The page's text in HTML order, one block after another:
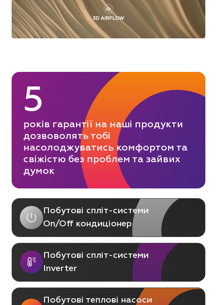
5
років гарантії на наші продукти
дозвоволять тобі
насолоджуватись комфортом та
свіжістю без проблем та зайвих
думок
Побутові спліт-системи
On/Off кондиціонер
Побутові спліт-системи
Inverter
Побутові теплові насоси